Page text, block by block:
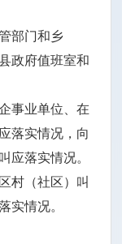
部门和乡
政府值班室和
事业单位、在
落实情况，向
落实情况。
村（社区）叫
实情况。